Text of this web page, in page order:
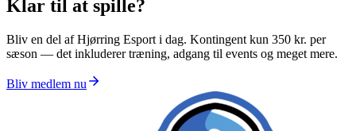
Klar til at spille?
Bliv en del af Hjørring Esport i dag. Kontingent kun 350 kr. per
sæson — det inkluderer træning, adgang til events og meget mere.
Bliv medlem nu